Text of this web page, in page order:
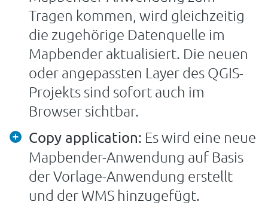
Tragen kommen, wird gleichzeitig
die zugehörige Datenquelle im
Mapbender aktualisiert. Die neuen
oder angepassten Layer des QGIS-
Projekts sind sofort auch im
Browser sichtbar.
Copy application: Es wird eine neue
Mapbender-Anwendung auf Basis
der Vorlage-Anwendung erstellt
und der WMS hinzugefügt.